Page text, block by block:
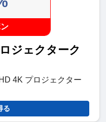
ジェクターク
4K プロジェクター
る